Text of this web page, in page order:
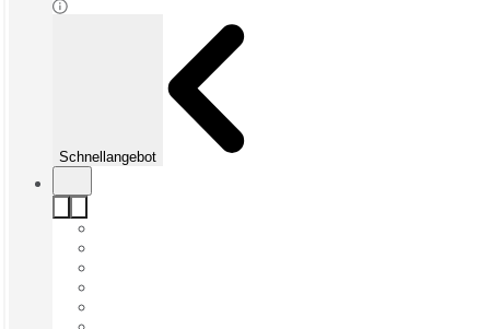
Schnellangebot